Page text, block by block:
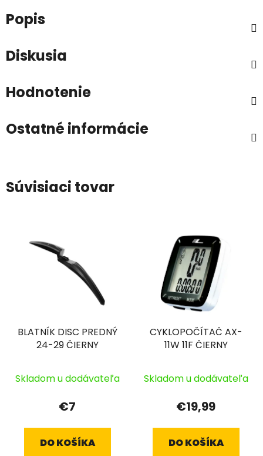
Popis
Diskusia
Hodnotenie
Ostatné informácie
Súvisiaci tovar
BLATNÍK DISC PREDNÝ
24-29 ČIERNY
Skladom u dodávateľa
€7
DO KOŠÍKA
CYKLOPOČÍTAČ AX-
11W 11F ČIERNY
Skladom u dodávateľa
€19,99
DO KOŠÍKA